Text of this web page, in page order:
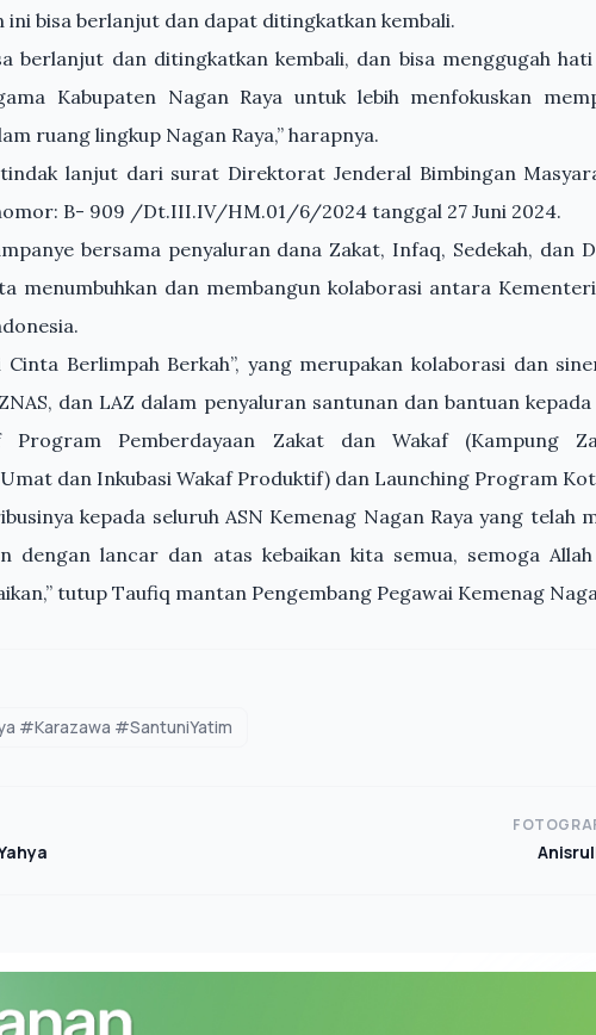
bisa berlanjut dan dapat ditingkatkan kembali.
berlanjut dan ditingkatkan kembali, dan bisa menggugah
Kabupaten Nagan Raya untuk lebih menfokuskan
ruang lingkup Nagan Raya,” harapnya.
lanjut dari surat Direktorat Jenderal Bimbingan
B- 909 /Dt.III.IV/HM.01/6/2024 tanggal 27 Juni 2024.
bersama penyaluran dana Zakat, Infaq, Sedekah, dan
menumbuhkan dan membangun kolaborasi antara
Cinta Berlimpah Berkah”, yang merupakan kolaborasi dan
dan LAZ dalam penyaluran santunan dan bantuan
Pemberdayaan Zakat dan Wakaf (Kampung
dan Inkubasi Wakaf Produktif) dan Launching Program
kepada seluruh ASN Kemenag Nagan Raya yang telah
dengan lancar dan atas kebaikan kita semua, semoga
tutup Taufiq mantan Pengembang Pegawai Kemenag
#Karazawa #SantuniYatim